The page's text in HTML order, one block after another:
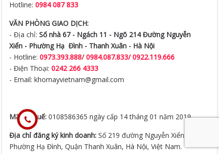
- Địa chỉ:Số nhà 67 - Ngách 11 - Ngõ 214 Đường Nguyễn
Xiển -
Phường Hạ Đình - Thanh Xuân - Hà Nội
- Hotline:0973.393.888/ 0984.087.833/ 0922.119.666
- Điện Thoại:0242 266 4333
- Email: khomayvietnam@gmail.com
Phường Hạ Đình, Quận Thanh Xuân, Hà Nội, Việt Nam.
Chính sách bảo vệ thông tin cá nhân của người